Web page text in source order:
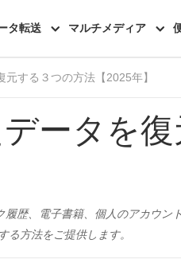
タ転送 マルチメディア
する３つの方法【2025年】
ータを
歴、電子書籍、個人のアカウ
方法をご提供します。